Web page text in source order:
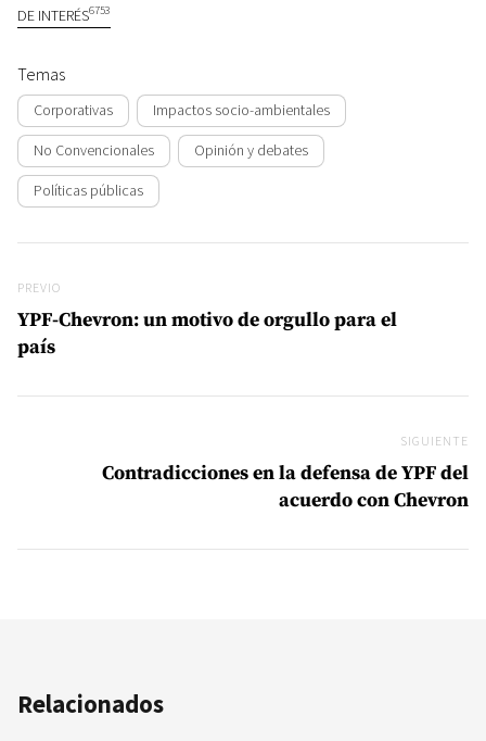
DE INTERÉS6753
Temas
Corporativas Impactos socio-ambientales
No Convencionales Opinión y debates
Políticas públicas
Previo
PREVIO
YPF-Chevron: un motivo de orgullo para el
país
SIGUIENTE
Contradicciones en la defensa de YPF del
acuerdo con Chevron
Relacionados